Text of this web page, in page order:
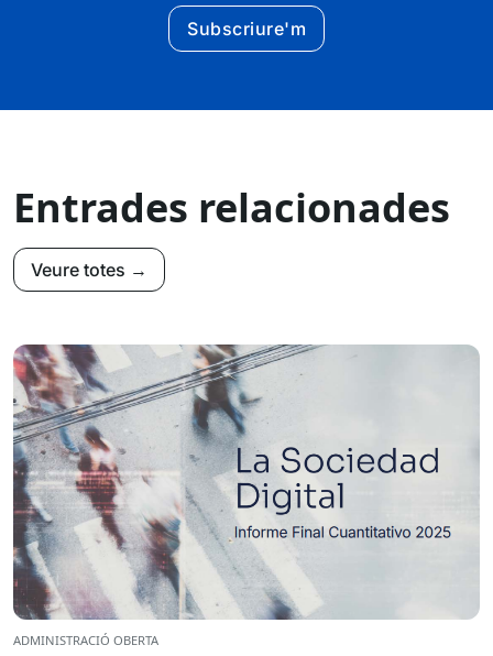
Subscriure'm
Entrades relacionades
Veure totes →
ADMINISTRACIÓ OBERTA